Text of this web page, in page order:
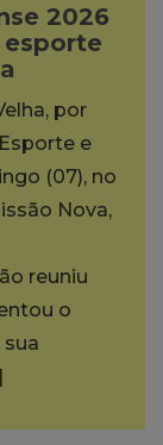
2026
por
e
(07), no
Nova,
reuniu
o